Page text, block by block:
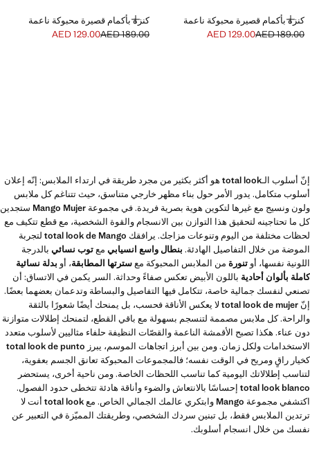
كنزة بأكمام قصيرة محبوكة ناعمة
إضافة
السعر الأول محذوف [AED 189.00 ]
AED 189.00
السعر الحالي [AED 129.00 ]AED 129.00
كنزة بأكمام قصيرة محبوكة ناعمة
إضافة
السعر الأول محذوف [AED 189.00 ]
AED 189.00
السعر الحالي [AED 129.00 ]AED 129.00
إنّ أسلوب الـtotal look هو أكثر بكثير من مجرد طريقة في ارتداء الملابس: إنّه إعلان
أسلوب متكامل. يدور الأمر حول بناء مظهر خارجي متناسق، حيث تتناغم كل ملابس
ولون ونسيج مع غيرها لتكوين هوية بصرية فريدة. في مجموعة Mango Mujer ستجدين
كل ما تحتاجينه لتحقيق هذا التوازن بين الانسجام والقوة الشخصية، مع قطع تتكيف مع
لحظات مختلفة من اليوم وتنوعات مزاجك. يرافقك total look de Mango لتجربة
الموضة من خلال التفاصيل الهادئة. بنطال واسع انسيابي معتوب نسائي بالدرجة
اللونية نفسها، أو تنورة من الملابس المحبوكة معسترتها المطابقة، أو بدلة نسائية
كاملة بألوان أحادية باللون الأبيض تعكس صفاءً وحداثة. السر يكمن في الاتساق: أن
تصنعي لنفسك جمالية خاصة، تتكامل فيها التفاصيل والبساطة وتدعمان بعضهما بعضًا.
إنّ total look de mujer لا يعكس الأناقة فحسب، بل يمنحك أيضًا شعورًا بالثقة
والراحة. كل ملابس مصممة لتنسجم بسهولة مع باقي القطع، لتمنحك إطلالات متوازنة
دون عناء. هكذا تصبح الأقمشة الناعمة والقصّات النظيفة حلفاء مثاليين لأسلوب متعدد
الاستخدامات ولكل زمان. ومن بين أبرز اتجاهات الموسم، يبرز total look de punto
كخيار راقٍ ومريح في الوقت نفسه؛ فالمجموعات المحبوكة تعانق الجسم بعفوية،
لتناسب إطلالاتك اليومية كما تناسب اللحظات الخاصة. ومن ناحية أخرى، يستحضر
total look blanco إحساسًا بالانتعاش والضوء وأناقة هادئة تتخطى حدود الفصول.
اكتشفي مجموعة Mango وابتكري عالمك الجمالي الخاص. معtotal look أنت لا
ترتدين الملابس فقط، بل تبنين سردك الشخصي، وطريقتك المميّزة في التعبير عن
نفسك من خلال انسجام أسلوبك.